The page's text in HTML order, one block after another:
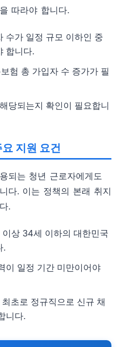
따라야 합니다.
수가 일정 규모 이하인 중
합니다.
험 총 가입자 수 증가가 필
당되는지 확인이 필요합니
지원 요건
되는 청년 근로자에게도
다. 이는 정책의 본래 취지
.
이상 34세 이하의 대한민국
.
이 일정 기간 미만이어야
초로 정규직으로 신규 채
니다.